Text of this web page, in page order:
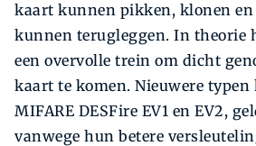
kaart kunnen pikken, klonen
kunnen terugleggen. In theorie
een overvolle trein om dicht
kaart te komen. Nieuwere typen
MIFARE DESFire EV1 en EV2,
vanwege hun betere